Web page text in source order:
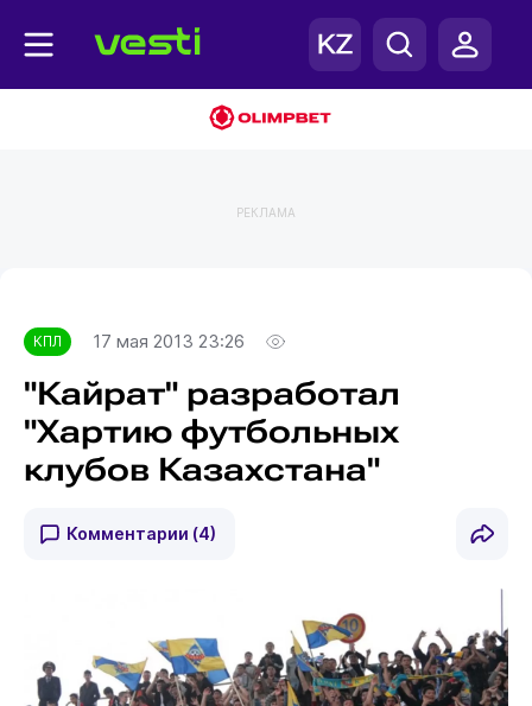
РЕКЛАМА
КПЛ 17 мая 2013 23:26
"Кайрат" разработал
"Хартию футбольных
клубов Казахстана"
Комментарии (4)